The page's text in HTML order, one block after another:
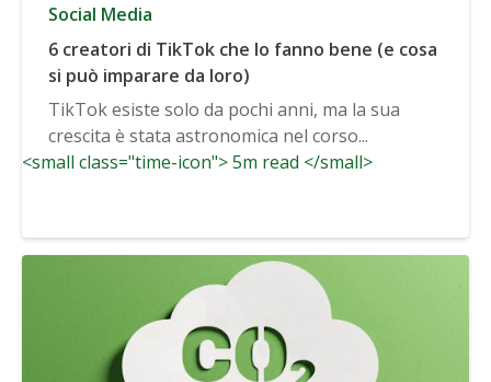
Social Media
6 creatori di TikTok che lo fanno bene (e cosa
si può imparare da loro)
TikTok esiste solo da pochi anni, ma la sua
crescita è stata astronomica nel corso...
<small class="time-icon"> 5m read </small>